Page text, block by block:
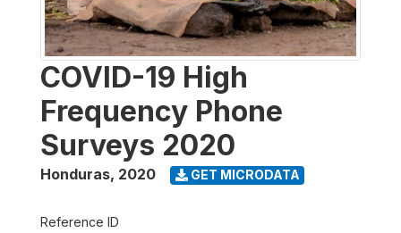
COVID-19 High
Frequency Phone
Surveys 2020
Honduras, 2020 GET MICRODATA
Reference ID